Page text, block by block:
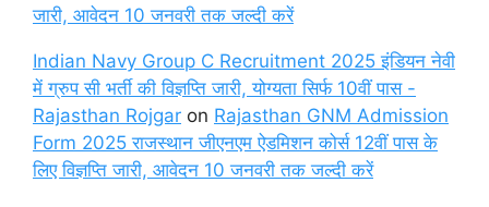
जारी, आवेदन 10 जनवरी तक जल्दी करें
Indian Navy Group C Recruitment 2025 इंडियन नेवी
में ग्रुप सी भर्ती की विज्ञप्ति जारी, योग्यता सिर्फ 10वीं पास -
Rajasthan Rojgar on Rajasthan GNM Admission
Form 2025 राजस्थान जीएनएम ऐडमिशन कोर्स 12वीं पास के
लिए विज्ञप्ति जारी, आवेदन 10 जनवरी तक जल्दी करें